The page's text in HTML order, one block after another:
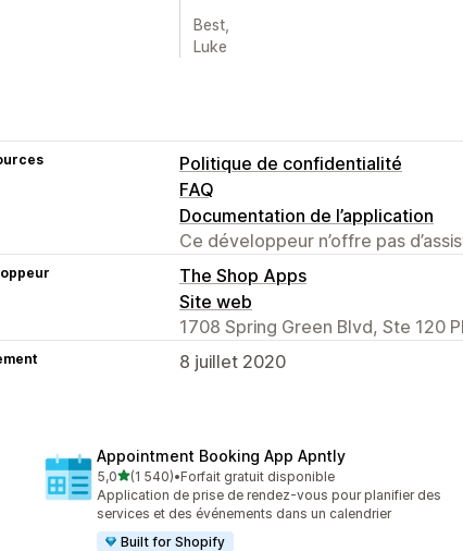
Best,
Luke
Politique de confidentialité
FAQ
Documentation de l’application
Ce développeur n’offre pas
The Shop Apps
Site web
1708 Spring Green Blvd, Ste 120
8 juillet 2020
Appointment Booking App Apntly
5,0étoile(s) sur 5
(1 540)
1540 avis au total
•Forfait gratuit disponible
Application de prise de rendez-vous pour planifier des
services et des événements dans un calendrier
Built for Shopify